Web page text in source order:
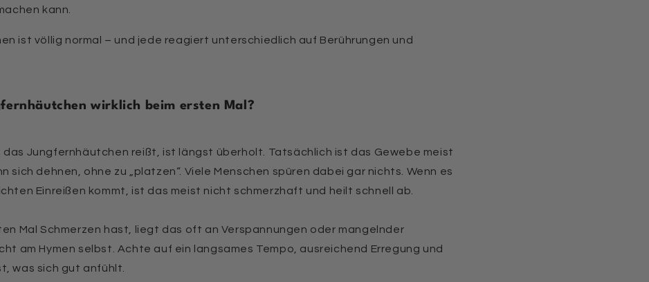
kann.
ist völlig normal – und jede reagiert unterschiedlich auf Berührungen und
wirklich beim ersten Mal?
das Jungfernhäutchen reißt, ist längst überholt. Tatsächlich ist das Gewebe meist
sich dehnen, ohne zu „platzen“. Viele Menschen spüren dabei gar nichts. Wenn es
Einreißen kommt, ist das meist nicht schmerzhaft und heilt schnell ab.
Mal Schmerzen hast, liegt das oft an Verspannungen oder mangelnder
am Hymen selbst. Achte auf ein langsames Tempo, ausreichend Erregung und
was sich gut anfühlt.